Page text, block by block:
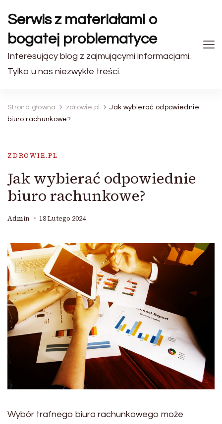
Serwis z materiałami o
bogatej problematyce
Interesujący blog z zajmującymi informacjami.
Tylko u nas niezwykłe treści.
Strona główna zdrowie.pl
Jak wybierać odpowiednie
biuro rachunkowe?
ZDROWIE.PL
Jak wybierać odpowiednie
biuro rachunkowe?
Admin 18 Lutego 2024
Wybór trafnego biura rachunkowego może